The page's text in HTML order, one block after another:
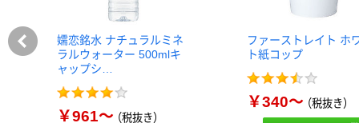
嬬恋銘水 ナチュラルミネ
ラルウォーター 500mlキ
ャップシ…
￥961～（税抜き）
ファーストレイト ホ
ト紙コップ
￥340～（税抜き）